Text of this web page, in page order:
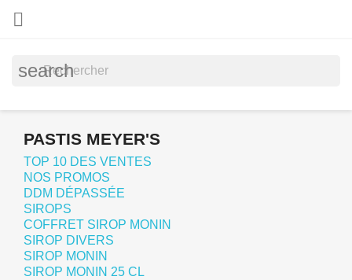

search
PASTIS MEYER'S
TOP 10 DES VENTES
NOS PROMOS
DDM DÉPASSÉE
SIROPS
COFFRET SIROP MONIN
SIROP DIVERS
SIROP MONIN
SIROP MONIN 25 CL